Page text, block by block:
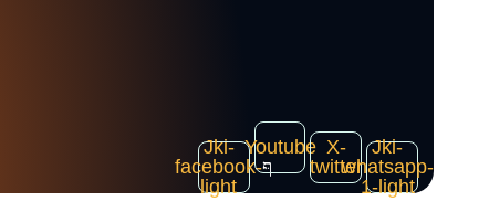
Jki-
facebook-
light
Youtube X-
twitter
Jki-
whatsapp-
1-light